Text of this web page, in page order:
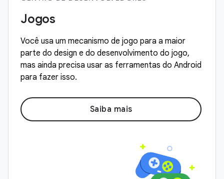
Jogos
Você usa um mecanismo de jogo para a maior
parte do design e do desenvolvimento do jogo,
mas ainda precisa usar as ferramentas do Android
para fazer isso.
Saiba mais